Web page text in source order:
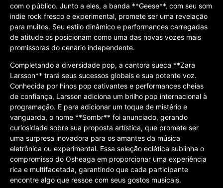
com o público. Junto a eles, a banda **Geese**, com seu som
indie rock fresco e experimental, promete ser uma revelação
para muitos. Seu estilo dinâmico e performances carregadas
de atitude os posicionam como uma das novas vozes mais
promissoras do cenário independente.
Completando a diversidade pop, a cantora sueca **Zara
Larsson** trará seus sucessos globais e sua potente voz.
Conhecida por hinos pop cativantes e performances cheias
de confiança, Larsson adiciona um brilho pop internacional à
programação. E para adicionar um toque de mistério e
vanguarda, o nome **Sombr** foi anunciado, gerando
curiosidade sobre sua proposta artística, que promete ser
uma surpresa inovadora para os amantes da música
eletrônica ou experimental. Essa seleção eclética sublinha o
compromisso do Osheaga em proporcionar uma experiência
rica e multifacetada, garantindo que cada participante
encontre algo que ressoe com seus gostos musicais.